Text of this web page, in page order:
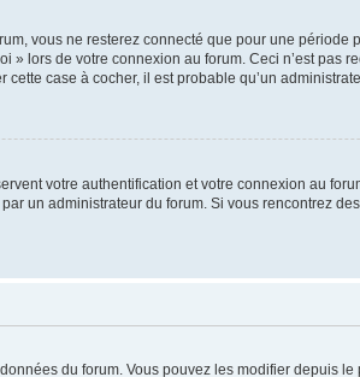
vous ne resterez connecté que pour une période
» lors de votre connexion au forum. Ceci n’est pas
case à cocher, il est probable qu’un
votre authentification et votre connexion au
un administrateur du forum. Si vous rencontrez
du forum. Vous pouvez les modifier depuis